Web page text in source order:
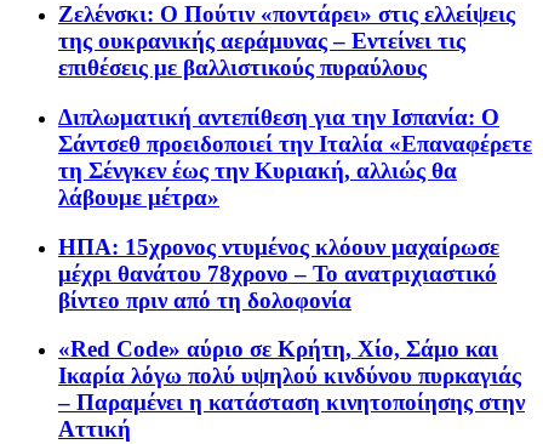
Ζελένσκι: Ο Πούτιν «ποντάρει» στις ελλείψεις
της ουκρανικής αεράμυνας – Εντείνει τις
επιθέσεις με βαλλιστικούς πυραύλους
Διπλωματική αντεπίθεση για την Ισπανία: Ο
Σάντσεθ προειδοποιεί την Ιταλία «Επαναφέρετε
τη Σένγκεν έως την Κυριακή, αλλιώς θα
λάβουμε μέτρα»
ΗΠΑ: 15χρονος ντυμένος κλόουν μαχαίρωσε
μέχρι θανάτου 78χρονο – Το ανατριχιαστικό
βίντεο πριν από τη δολοφονία
«Red Code» αύριο σε Κρήτη, Χίο, Σάμο και
Ικαρία λόγω πολύ υψηλού κινδύνου πυρκαγιάς
– Παραμένει η κατάσταση κινητοποίησης στην
Αττική